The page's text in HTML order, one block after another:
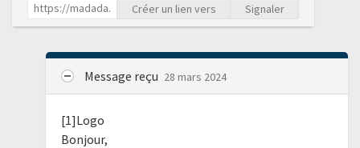
Créer un lien vers Signaler
Message reçu 28 mars 2024
[1]Logo
Bonjour,